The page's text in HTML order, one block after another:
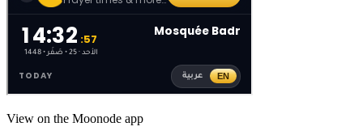
View on the Moonode app